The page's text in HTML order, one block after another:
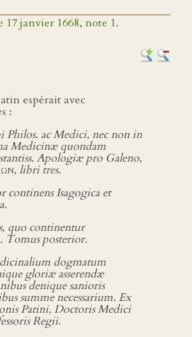
janvier 1668, note 1.
espérait avec
:
Philos. ac Medici, nec non in
Medicinæ quondam
Apologiæ pro Galeno,
, libri tres.
continens Isagogica et
quo continentur
Tomus posterior.
dogmatum
gloriæ asserendæ
denique sanioris
summe necessarium. Ex
Patini, Doctoris Medici
Regii.